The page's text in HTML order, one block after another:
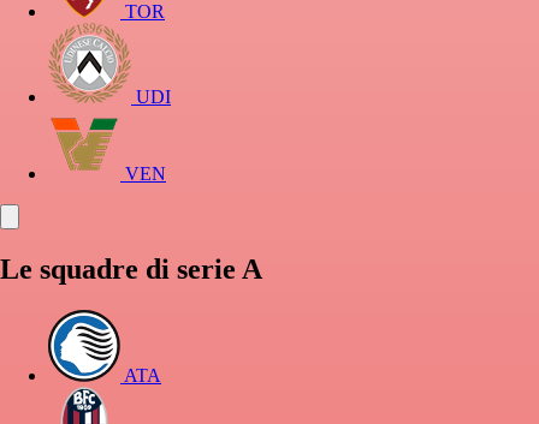
TOR
UDI
VEN
Le squadre di serie A
ATA